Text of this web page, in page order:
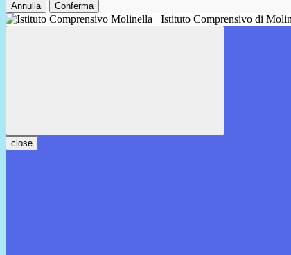
Annulla Conferma
Istituto Comprensivo di
close